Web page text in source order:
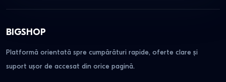
BIGSHOP
Platformă orientată spre cumpărături rapide, oferte clare și
suport ușor de accesat din orice pagină.